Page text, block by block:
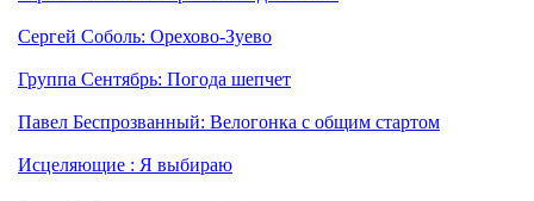
Сергей Соболь: Орехово-Зуево
Группа Сентябрь: Погода шепчет
Павел Беспрозванный: Велогонка с общим стартом
Исцеляющие : Я выбираю